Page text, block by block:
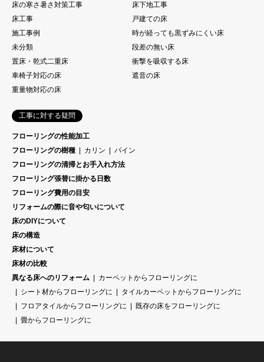
床の寒さ暑さ対策工事
床下地工事
床工事
戸建ての床
施工事例
時が経っても黒ずみにくい床
未分類
段差の無い床
置床・乾式二重床
衝撃を吸収する床
車椅子対応の床
遮音の床
重量物対応の床
工事に対する疑問
フローリングの性能加工
フローリングの樹種
カリン
パイン
フローリングの清掃とお手入れ方法
フローリング張替に掛かる日数
フローリング費用の目安
リフォームの際に音や匂いについて
床のDIYについて
床の構造
床材について
床材の比較
異なる床へのリフォーム
カーペットからフローリングに
シート材からフローリングに
タイルカーペットからフローリングに
フロアタイルからフローリングに
既存の床をフローリングに
畳からフローリングに